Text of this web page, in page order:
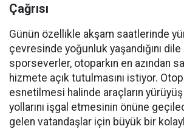
Çağrısı
Günün özellikle akşam saatlerinde
çevresinde yoğunluk yaşandığını
sporseverler, otoparkın en azından
hizmete açık tutulmasını istiyor.
esnetilmesi halinde araçların
yollarını işgal etmesinin önüne
gelen vatandaşlar için büyük bir